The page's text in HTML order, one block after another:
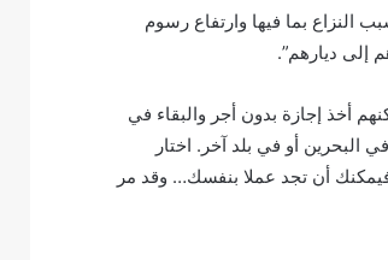
النزاع بما فيها وارتفاع رسوم
إلى ديارهم”.
أخذ إجازة بدون أجر والبقاء في
البحرين أو في بلد آخر. اختار
فيمكنك أن تجد عملا بنفسك… وقد مر